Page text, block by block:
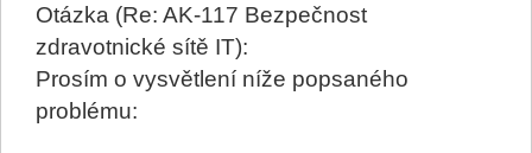
Otázka (Re: AK-117 Bezpečnost
zdravotnické sítě IT):
Prosím o vysvětlení níže popsaného
problému: